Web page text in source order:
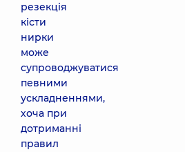
резекція
кісти
нирки
може
супроводжуватися
певними
ускладненнями,
хоча при
дотриманні
правил